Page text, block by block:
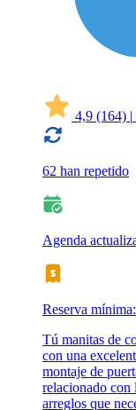
4,9 (164) |
62 han repetido
Agenda
Reserva
Tú manitas de
con una
montaje de
relacionado con
arreglos que